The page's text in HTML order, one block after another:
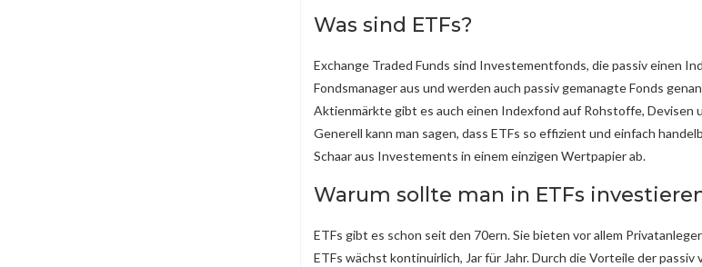
Was sind ETFs?
Exchange Traded Funds sind Investementfonds, die passiv einen
Fondsmanager aus und werden auch passiv gemanagte Fonds
Aktienmärkte gibt es auch einen Indexfond auf Rohstoffe, Devisen
Generell kann man sagen, dass ETFs so effizient und einfach
Schaar aus Investements in einem einzigen Wertpapier ab.
Warum sollte man in ETFs
ETFs gibt es schon seit den 70ern. Sie bieten vor allem
ETFs wächst kontinuirlich, Jar für Jahr. Durch die Vorteile der